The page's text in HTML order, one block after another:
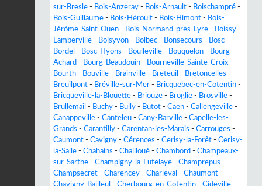
sur-Bresle - Bois-Anzeray - Bois-Arnault - Boischampré -
Bois-Guillaume - Bois-Héroult - Bois-Himont - Bois-
Jérôme-Saint-Ouen - Bois-Normand-près-Lyre - Boissy-
Lamberville - Boisyvon - Bolbec - Bonsecours - Bosc-
Bordel - Bosc-Hyons - Boulleville - Bouquelon - Bourg-
Achard - Bourg-Beaudouin - Bourneville-Sainte-Croix -
Bourth - Bouville - Brainville - Breteuil - Bretoncelles -
Breuilpont - Bréville-sur-Mer - Bricquebec-en-Cotentin -
Bricqueville-la-Blouette - Briouze - Broglie - Brosville -
Brullemail - Buchy - Bully - Butot - Caen - Callengeville -
Canappeville - Canteleu - Cany-Barville - Capelle-les-
Grands - Carantilly - Carentan-les-Marais - Carrouges -
Caumont - Cavigny - Cérences - Cerisy-la-Forêt - Cerisy-
la-Salle - Chahains - Chailloué - Chambord - Champeaux-
sur-Sarthe - Champigny-la-Futelaye - Champrepus -
Champsecret - Charencey - Charleval - Chaumont -
Chavigny-Bailleul - Cherbourg-en-Cotentin - Cideville -